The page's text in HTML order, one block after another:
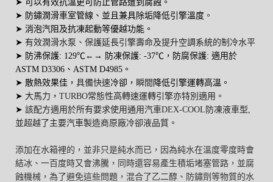
➤ 可以有效抗溫更可防止管路遭到腐蝕 。
➤ 防鏽潤滑車室管線、並且兼具除垢降低引擎溫度 。
➤ 消泡汽阻及抗凍起動等優越功能 。
➤ 有效潤滑水泵、保護延長引擎壽命及提升空調系統的制冷水平
➤ 防沸保護: 129℃←→ 防凍保護: -37℃，防腐保護: 適用於
ASTM D3306、ASTM D4985。
➤ 散熱效果佳 ， 具備快速冷卻， 瞬間 降低引擎運轉高溫。
➤ 大馬力 ， TURBO常態性高轉速運轉引擎亦特別適用。
➤ 該配方適用於所有要求使用通用汽車DEX-COOL防凍液車型,
並超越了主要汽車製造商原廠冷卻液品質。
添加在水箱裡的，並非只是純水而已，因為純水在溫度零度時會
結冰、一百度時又會沸騰， 同時還容易產生積垢堵塞管路，並腐
蝕機械，為了避免這些問題，混合了乙二醇、防鏽劑等物質的水